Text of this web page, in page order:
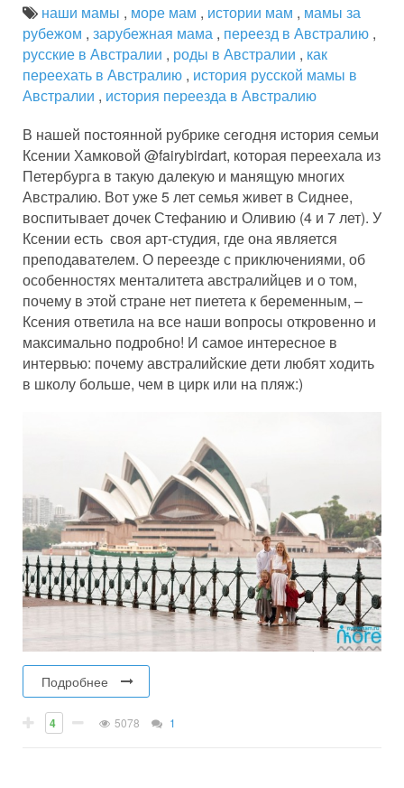
наши мамы , море мам , истории мам , мамы за
рубежом , зарубежная мама , переезд в Австралию ,
русские в Австралии , роды в Австралии , как
переехать в Австралию , история русской мамы в
Австралии , история переезда в Австралию
В нашей постоянной рубрике сегодня история семьи
Ксении Хамковой @fairybirdart, которая переехала из
Петербурга в такую далекую и манящую многих
Австралию. Вот уже 5 лет семья живет в Сиднее,
воспитывает дочек Стефанию и Оливию (4 и 7 лет). У
Ксении есть своя арт-студия, где она является
преподавателем. О переезде с приключениями, об
особенностях менталитета австралийцев и о том,
почему в этой стране нет пиетета к беременным, –
Ксения ответила на все наши вопросы откровенно и
максимально подробно! И самое интересное в
интервью: почему австралийские дети любят ходить
в школу больше, чем в цирк или на пляж:)
Подробнее
4 5078 1